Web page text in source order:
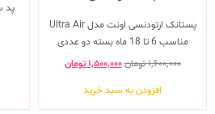
پستانک ارتودنسی اونت مدل Ultra Air
مناسب 6 تا 18 ماه بسته دو عددی
۱,۶۰۰,۰۰۰تومان۱,۵۰۰,۰۰۰ تومان
افزودن به سبد خرید